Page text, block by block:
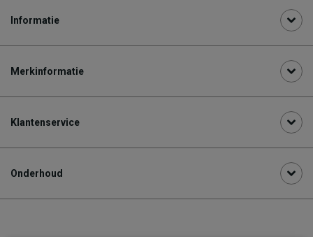
Informatie
Merkinformatie
Klantenservice
Onderhoud